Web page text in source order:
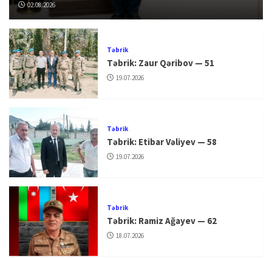
02.08.2026
Təbrik
Təbrik: Zaur Qəribov — 51
19.07.2026
Təbrik
Təbrik: Etibar Vəliyev — 58
19.07.2026
Təbrik
Təbrik: Ramiz Ağayev — 62
18.07.2026